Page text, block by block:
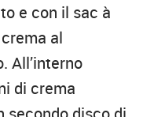
e con il sac à
al
All’interno
di crema